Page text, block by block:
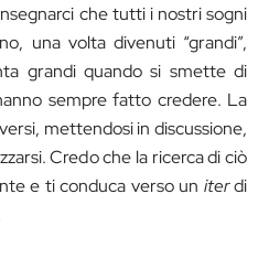
che tutti i nostri sogni
una volta divenuti “grandi”,
grandi quando si smette di
sempre fatto credere. La
mettendosi in discussione,
Credo che la ricerca di ciò
e ti conduca verso un iterdi